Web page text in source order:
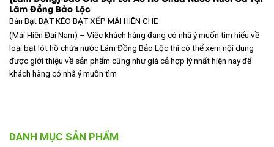
DANH MỤC SẢN PHẨM
Lâm Đồng Bảo Lộc
Bán BạtBẠT KÉO BẠT XẾP MÁI HIÊN CHE
(Mái Hiên Đại Nam) – Việc khách hàng đang có nhã ý muốn tìm hiểu về
loại bạt lót hồ chứa nước Lâm Đồng Bảo Lộc thì có thể xem nội dung
được giới thiệu về sản phẩm cũng như giá cả hợp lý nhất hiện nay để
khách hàng có nhã ý muốn tìm